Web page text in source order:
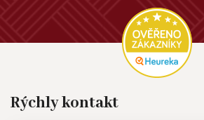
Rýchly kontakt